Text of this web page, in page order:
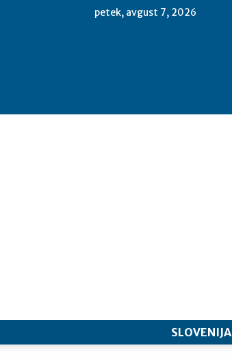
petek, avgust 7, 2026
SLOVENIJA